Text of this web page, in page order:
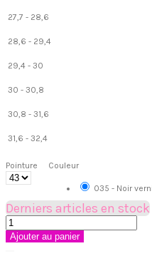
27,7 - 28,6
28,6 - 29,4
29,4 - 30
30 - 30,8
30,8 - 31,6
31,6 - 32,4
Pointure Couleur
035 - Noir
Derniers articles en stock
Ajouter au panier